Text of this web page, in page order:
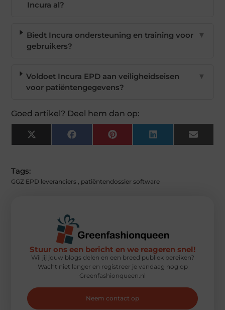
Incura al?
Biedt Incura ondersteuning en training voor
gebruikers?
▼
Voldoet Incura EPD aan veiligheidseisen
voor patiëntengegevens?
▼
Goed artikel? Deel hem dan op:
X
(Twitter)
FacebookPinterest LinkedIn Email
Tags:
GGZ EPD leveranciers , patiëntendossier software
Stuur ons een bericht en we reageren snel!
Wil jij jouw blogs delen en een breed publiek bereiken?
Wacht niet langer en registreer je vandaag nog op
Greenfashionqueen.nl
Neem contact op